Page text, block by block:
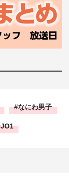
なにわ男子
JO1